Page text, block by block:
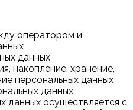
оператором и
данных
накопление, хранение,
персональных данных
данных
данных осуществляется с